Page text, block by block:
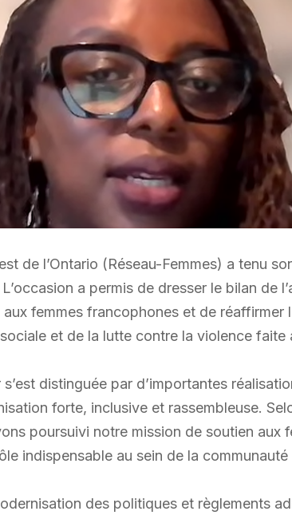
de l’Ontario (Réseau-Femmes) a tenu
a permis de dresser le bilan de
femmes francophones et de réaffirmer
et de la lutte contre la violence faite
distinguée par d’importantes
forte, inclusive et rassembleuse.
poursuivi notre mission de soutien aux
indispensable au sein de la communauté
des politiques et règlements